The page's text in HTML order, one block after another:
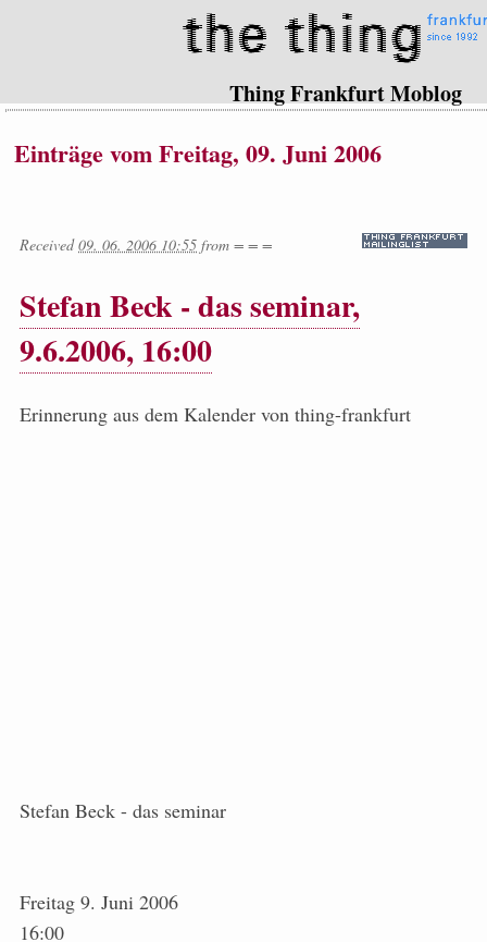
Thing Frankfurt Moblog
Einträge vom Freitag, 09. Juni 2006
Received09. 06. 2006 10:55 from = = =
Stefan Beck - das seminar,
9.6.2006, 16:00
Erinnerung aus dem Kalender von thing-frankfurt
Stefan Beck - das seminar
Freitag 9. Juni 2006
16:00